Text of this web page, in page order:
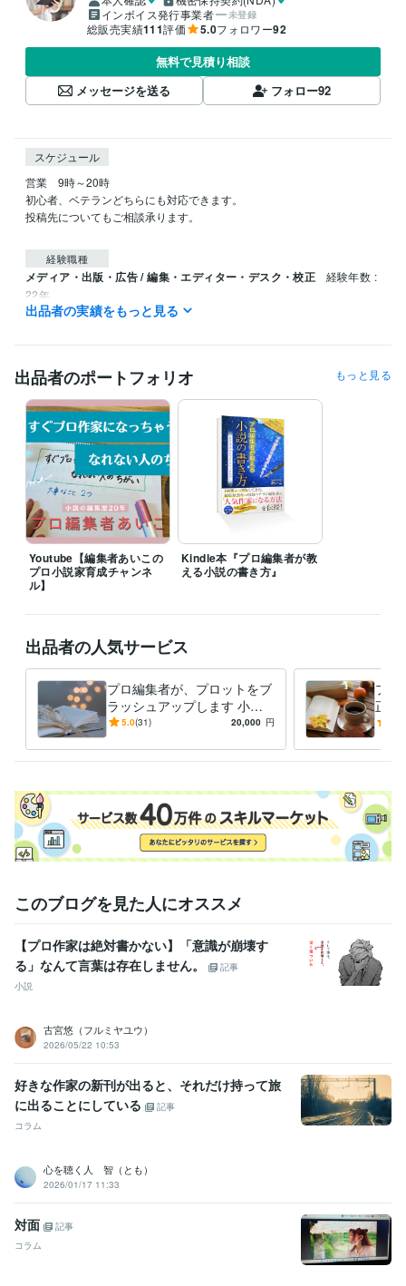
インボイス発行事業者
未登録
総販売実績111評価 5.0フォロワー92
無料で見積り相談
メッセージを送る
フォロー92
スケジュール
営業　9時～20時
初心者、ベテランどちらにも対応できます。
投稿先についてもご相談承ります。
経験職種
メディア・出版・広告 / 編集・エディター・デスク・校正
経験年数 :
22年
講談社、白泉社、ハーパーコリンズ・ジャパン、フランス書院、大洋
得意分野
ライティング・翻訳 小説のプロット＆改稿アドバイス
出版、編集
ライティング・翻訳 原稿の推敲、校正
エンタメ小説
出品者の実績をもっと見る
出品者のポートフォリオ もっと見る
Youtube【編集者あいこの
プロ小説家育成チャンネ
ル】
Kindle本『プロ編集者が教
える小説の書き方』
出品者の人気サービス
プロ編集者が、プロットをブ
ラッシュアップします 小説
を執筆する前に、ストーリー
5.0(31) 20,000 円
プロ
正ア
ュ
このブログを見た人にオススメ
【プロ作家は絶対書かない】「意識が崩壊す
る」なんて言葉は存在しません。
記事
小説
古宮悠（フルミヤユウ）
2026/05/22 10:53
好きな作家の新刊が出ると、それだけ持って旅
に出ることにしている
記事
コラム
心を聴く人 智（とも）
2026/01/17 11:33
対面
記事
コラム